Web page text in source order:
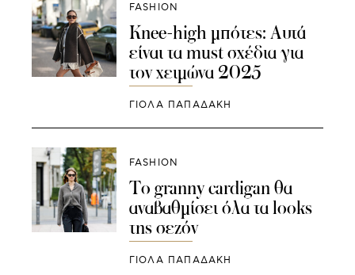
FASHION
Knee-high μπότες: Αυτά
είναι τα must σχέδια για
τον χειμώνα 2025
ΓΙΌΛΑ ΠΑΠΑΔΆΚΗ
FASHION
Το granny cardigan θα
αναβαθμίσει όλα τα looks
της σεζόν
ΓΙΌΛΑ ΠΑΠΑΔΆΚΗ